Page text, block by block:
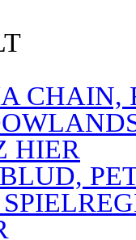
CHAIN,
HIER